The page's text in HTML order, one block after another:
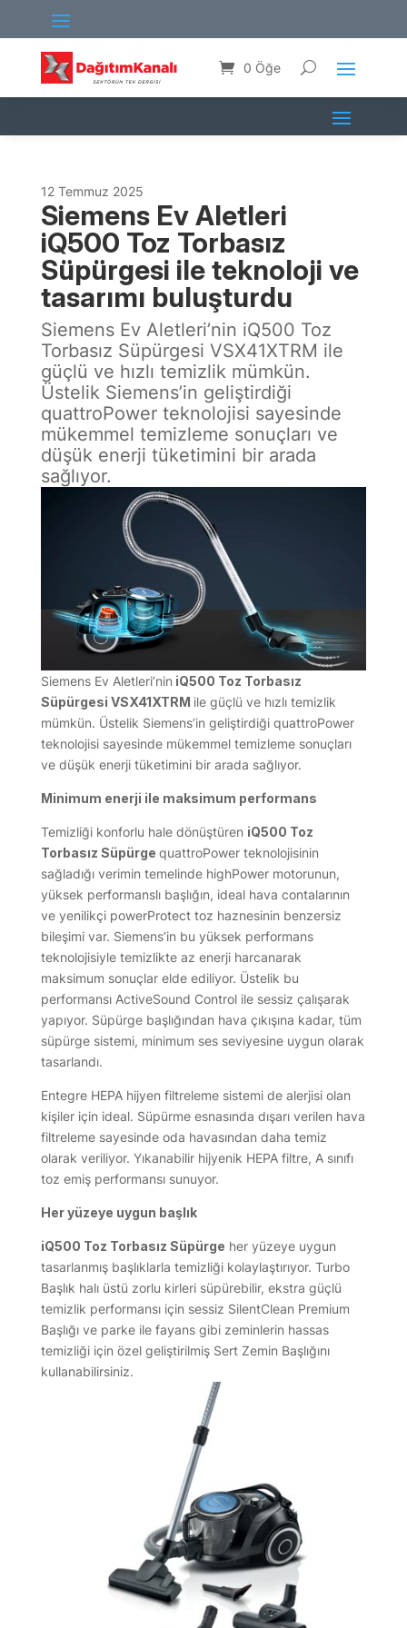
0 Öğe
12 Temmuz 2025
Siemens Ev Aletleri
iQ500 Toz Torbasız
Süpürgesi ile teknoloji ve
tasarımı buluşturdu
Siemens Ev Aletleri’nin iQ500 Toz
Torbasız Süpürgesi VSX41XTRM ile
güçlü ve hızlı temizlik mümkün.
Üstelik Siemens’in geliştirdiği
quattroPower teknolojisi sayesinde
mükemmel temizleme sonuçları ve
düşük enerji tüketimini bir arada
sağlıyor.
Siemens Ev Aletleri’nin iQ500 Toz Torbasız
Süpürgesi VSX41XTRM ile güçlü ve hızlı temizlik
mümkün. Üstelik Siemens’in geliştirdiği quattroPower
teknolojisi sayesinde mükemmel temizleme sonuçları
ve düşük enerji tüketimini bir arada sağlıyor.
Minimum enerji ile maksimum performans
Temizliği konforlu hale dönüştüren iQ500 Toz
Torbasız Süpürge quattroPower teknolojisinin
sağladığı verimin temelinde highPower motorunun,
yüksek performanslı başlığın, ideal hava contalarının
ve yenilikçi powerProtect toz haznesinin benzersiz
bileşimi var. Siemens’in bu yüksek performans
teknolojisiyle temizlikte az enerji harcanarak
maksimum sonuçlar elde ediliyor. Üstelik bu
performansı ActiveSound Control ile sessiz çalışarak
yapıyor. Süpürge başlığından hava çıkışına kadar, tüm
süpürge sistemi, minimum ses seviyesine uygun olarak
tasarlandı.
Entegre HEPA hijyen filtreleme sistemi de alerjisi olan
kişiler için ideal. Süpürme esnasında dışarı verilen hava
filtreleme sayesinde oda havasından daha temiz
olarak veriliyor. Yıkanabilir hijyenik HEPA filtre, A sınıfı
toz emiş performansı sunuyor.
Her yüzeye uygun başlık
iQ500 Toz Torbasız Süpürge her yüzeye uygun
tasarlanmış başlıklarla temizliği kolaylaştırıyor. Turbo
Başlık halı üstü zorlu kirleri süpürebilir, ekstra güçlü
temizlik performansı için sessiz SilentClean Premium
Başlığı ve parke ile fayans gibi zeminlerin hassas
temizliği için özel geliştirilmiş Sert Zemin Başlığını
kullanabilirsiniz.